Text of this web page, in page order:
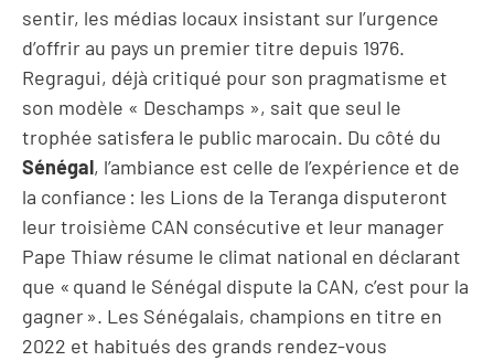
sentir, les médias locaux insistant sur l’urgence
d’offrir au pays un premier titre depuis 1976.
Regragui, déjà critiqué pour son pragmatisme et
son modèle « Deschamps », sait que seul le
trophée satisfera le public marocain. Du côté du
Sénégal, l’ambiance est celle de l’expérience et de
la confiance : les Lions de la Teranga disputeront
leur troisième CAN consécutive et leur manager
Pape Thiaw résume le climat national en déclarant
que « quand le Sénégal dispute la CAN, c’est pour la
gagner ». Les Sénégalais, champions en titre en
2022 et habitués des grands rendez-vous